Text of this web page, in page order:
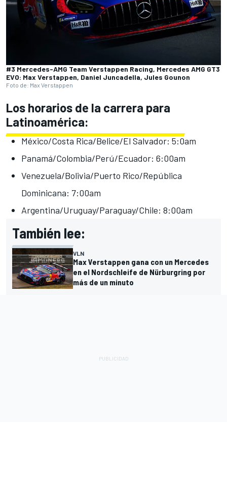
#3 Mercedes-AMG Team Verstappen Racing, Mercedes AMG GT3
EVO: Max Verstappen, Daniel Juncadella, Jules Gounon
Foto de: Max Verstappen
Los horarios de la carrera para
Latinoamérica:
México/Costa Rica/Belice/El Salvador: 5:0am
Panamá/Colombia/Perú/Ecuador: 6:00am
Venezuela/Bolivia/Puerto Rico/República
Dominicana: 7:00am
Argentina/Uruguay/Paraguay/Chile: 8:00am
También lee:
VLN
Max Verstappen gana con un Mercedes
en el Nordschleife de Nürburgring por
más de un minuto